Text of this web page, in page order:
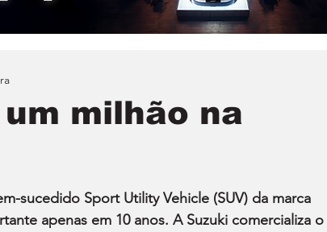
milhão na
sucedido Sport Utility Vehicle (SUV) da marca
apenas em 10 anos. A Suzuki comercializa o